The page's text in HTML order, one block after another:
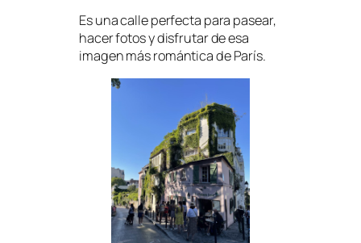
Es una calle perfecta para pasear,
hacer fotos y disfrutar de esa
imagen más romántica de París.